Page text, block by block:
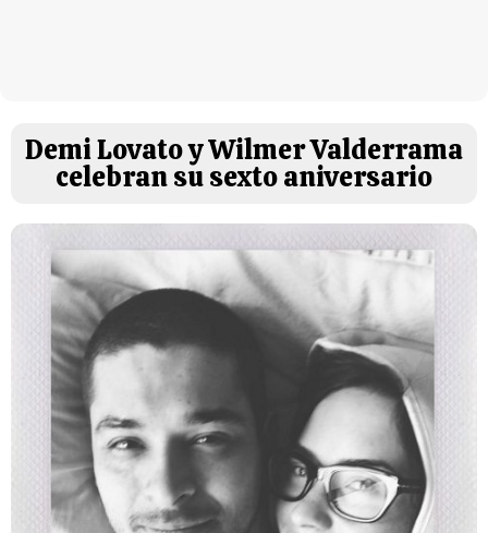
Demi Lovato y Wilmer Valderrama
celebran su sexto aniversario